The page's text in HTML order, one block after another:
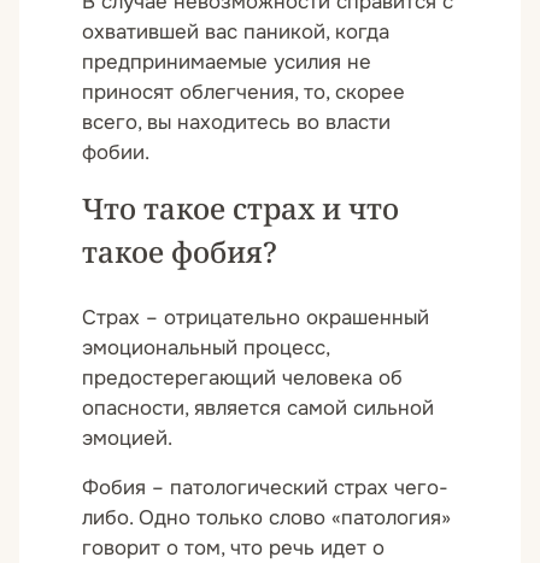
охватившей вас паникой, когда
предпринимаемые усилия не
приносят облегчения, то, скорее
всего, вы находитесь во власти
фобии.
Что такое страх и что
такое фобия?
Страх – отрицательно окрашенный
эмоциональный процесс,
предостерегающий человека об
опасности, является самой сильной
эмоцией.
Фобия – патологический страх чего-
либо. Одно только слово «патология»
говорит о том, что речь идет о